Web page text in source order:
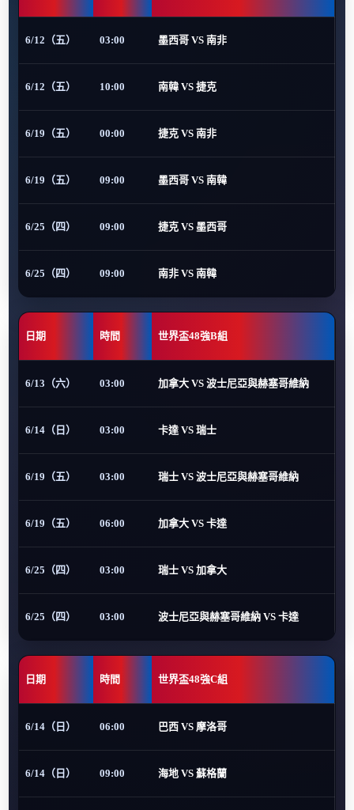
6/12（五） 03:00 墨西哥 VS 南非
6/12（五） 10:00 南韓 VS 捷克
6/19（五） 00:00 捷克 VS 南非
6/19（五） 09:00 墨西哥 VS 南韓
6/25（四） 09:00 捷克 VS 墨西哥
6/25（四） 09:00 南非 VS 南韓
日期 時間 世界盃48強B組
6/13（六） 03:00 加拿大 VS 波士尼亞與赫塞哥維納
6/14（日） 03:00 卡達 VS 瑞士
6/19（五） 03:00 瑞士 VS 波士尼亞與赫塞哥維納
6/19（五） 06:00 加拿大 VS 卡達
6/25（四） 03:00 瑞士 VS 加拿大
6/25（四） 03:00 波士尼亞與赫塞哥維納 VS 卡達
日期 時間 世界盃48強C組
6/14（日） 06:00 巴西 VS 摩洛哥
6/14（日） 09:00 海地 VS 蘇格蘭